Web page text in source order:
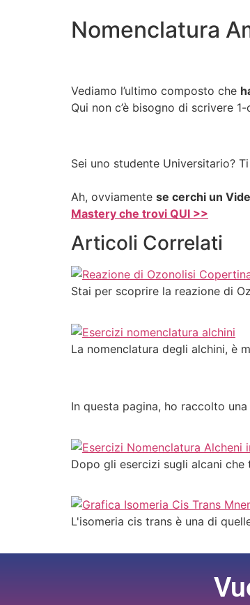
Nomenclatura
Vediamo l’ultimo composto che
Qui non c’è bisogno di scrivere
Sei uno studente Universitario?
Ah, ovviamente se cerchi un
Mastery che trovi QUI >>
Articoli Correlati
Stai per scoprire la reazione di
La nomenclatura degli alchini, è
In questa pagina, ho raccolto
Dopo gli esercizi sugli alcani
L'isomeria cis trans è una di